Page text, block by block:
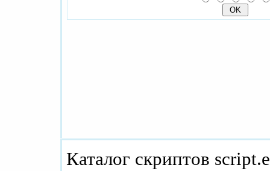
Каталог скриптов